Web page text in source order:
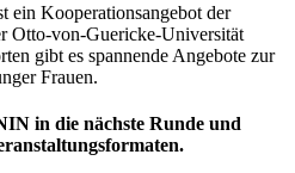
Kooperationsangebot der
Otto-von-Guericke-Universität
gibt es spannende Angebote zur
Frauen.
in die nächste Runde und